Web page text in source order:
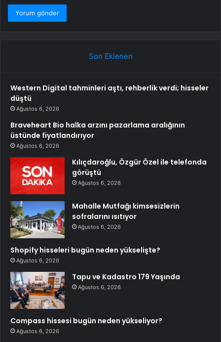
Son Eklenen
Western Digital tahminleri aştı, rehberlik verdi; hisseler
düştü
Ağustos 6, 2026
Braveheart Bio halka arzını pazarlama aralığının
üstünde fiyatlandırıyor
Ağustos 6, 2026
Kılıçdaroğlu, Özgür Özel ile telefonda
görüştü
Ağustos 6, 2026
Mahalle Mutfağı kimsesizlerin
sofralarını ısıtıyor
Ağustos 6, 2026
Shopify hisseleri bugün neden yükselişte?
Ağustos 6, 2026
Tapu ve Kadastro 179 Yaşında
Ağustos 6, 2026
Compass hissesi bugün neden yükseliyor?
Ağustos 6, 2026